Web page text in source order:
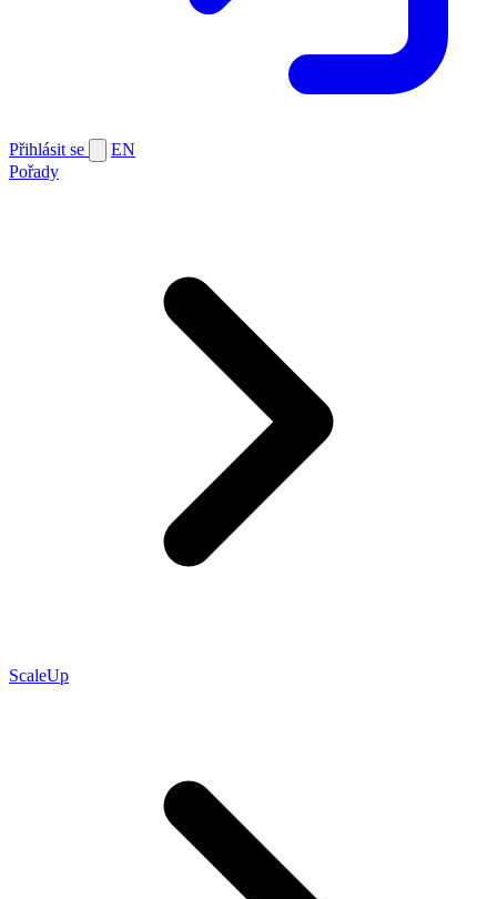
Přihlásit se
EN
Pořady
ScaleUp